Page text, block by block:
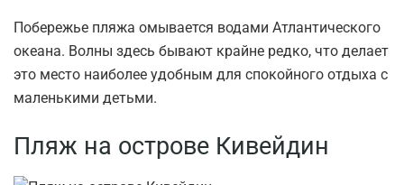
Побережье пляжа омывается водами Атлантического
океана. Волны здесь бывают крайне редко, что делает
это место наиболее удобным для спокойного отдыха с
маленькими детьми.
Пляж на острове Кивейдин